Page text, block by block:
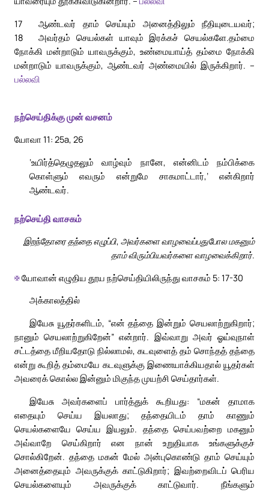
17
ஆண்டவர் தாம் செய்யும் அனைத்திலும் நீதியுடையவர்;
அவர்தம் செயல்கள் யாவும் இரக்கச் செயல்களே.
18
தம்மை
நோக்கி மன்றாடும் யாவருக்கும், உண்மையாய்த் தம்மை நோக்கி
மன்றாடும் யாவருக்கும், ஆண்டவர் அண்மையில் இருக்கிறார். –
பல்லவி
நற்செய்திக்கு முன் வசனம்
யோவா 11: 25a, 26
‘உயிர்த்தெழுதலும் வாழ்வும் நானே, என்னிடம் நம்பிக்கை
கொள்ளும் எவரும் என்றுமே சாகமாட்டார்,’ என்கிறார்
ஆண்டவர்.
நற்செய்தி வாசகம்
இறந்தோரை தந்தை எழுப்பி, அவர்களை வாழவைப்பதுபோல மகனும்
தாம் விரும்பியவர்களை வாழவைக்கிறார்.
✠யோவான் எழுதிய தூய நற்செய்தியிலிருந்து வாசகம் 5: 17-30
அக்காலத்தில்
இயேசு யூதர்களிடம், “என் தந்தை இன்றும் செயலாற்றுகிறார்;
நானும் செயலாற்றுகிறேன்” என்றார். இவ்வாறு அவர் ஓய்வுநாள்
சட்டத்தை மீறியதோடு நில்லாமல், கடவுளைத் தம் சொந்தத் தந்தை
என்று கூறித் தம்மையே கடவுளுக்கு இணையாக்கியதால் யூதர்கள்
அவரைக் கொல்ல இன்னும் மிகுந்த முயற்சி செய்தார்கள்.
இயேசு அவர்களைப் பார்த்துக் கூறியது: “மகன் தாமாக
எதையும் செய்ய இயலாது; தந்தையிடம் தாம் காணும்
செயல்களையே செய்ய இயலும். தந்தை செய்பவற்றை மகனும்
அவ்வாறே செய்கிறார் என நான் உறுதியாக உங்களுக்குச்
சொல்கிறேன். தந்தை மகன் மேல் அன்புகொண்டு தாம் செய்யும்
அனைத்தையும் அவருக்குக் காட்டுகிறார்; இவற்றைவிடப் பெரிய
செயல்களையும் அவருக்குக் காட்டுவார். நீங்களும்